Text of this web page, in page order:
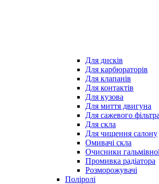
Для дисків
Для карбюраторів
Для клапанів
Для контактів
Для кузова
Для миття двигуна
Для сажевого фільтра
Для скла
Для чищення салону
Омивачі скла
Очисники
Промивка радіатора
Розморожувачі
Поліролі